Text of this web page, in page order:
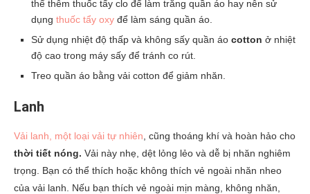
thể thêm thuốc tẩy clo để làm trắng quần áo hay nên sử
dụng thuốc tẩy oxy để làm sáng quần áo.
Sử dụng nhiệt độ thấp và không sấy quần áo cotton ở nhiệt
độ cao trong máy sấy để tránh co rút.
Treo quần áo bằng vải cotton để giảm nhăn.
Lanh
Vải lanh, một loại vải tự nhiên , cũng thoáng khí và hoàn hảo cho
thời tiết nóng. Vải này nhẹ, dệt lỏng lẻo và dễ bị nhăn nghiêm
trọng. Bạn có thể thích hoặc không thích vẻ ngoài nhăn nheo
của vải lanh. Nếu bạn thích vẻ ngoài mịn màng, không nhăn,